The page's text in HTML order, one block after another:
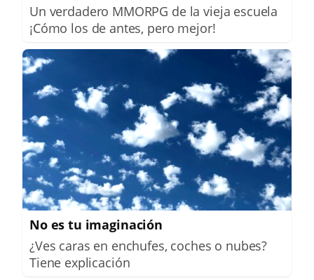
Un verdadero MMORPG de la vieja escuela
¡Cómo los de antes, pero mejor!
No es tu imaginación
¿Ves caras en enchufes, coches o nubes?
Tiene explicación